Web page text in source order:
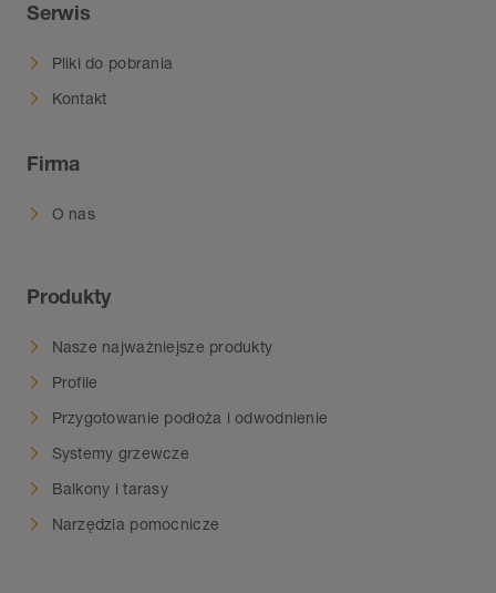
Serwis
Pliki do pobrania
Kontakt
Firma
O nas
Produkty
Nasze najważniejsze produkty
Profile
Przygotowanie podłoża i odwodnienie
Systemy grzewcze
Balkony i tarasy
Narzędzia pomocnicze